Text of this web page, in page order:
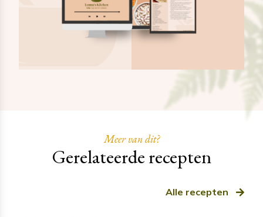
Meer van dit?
Gerelateerde recepten
Alle recepten